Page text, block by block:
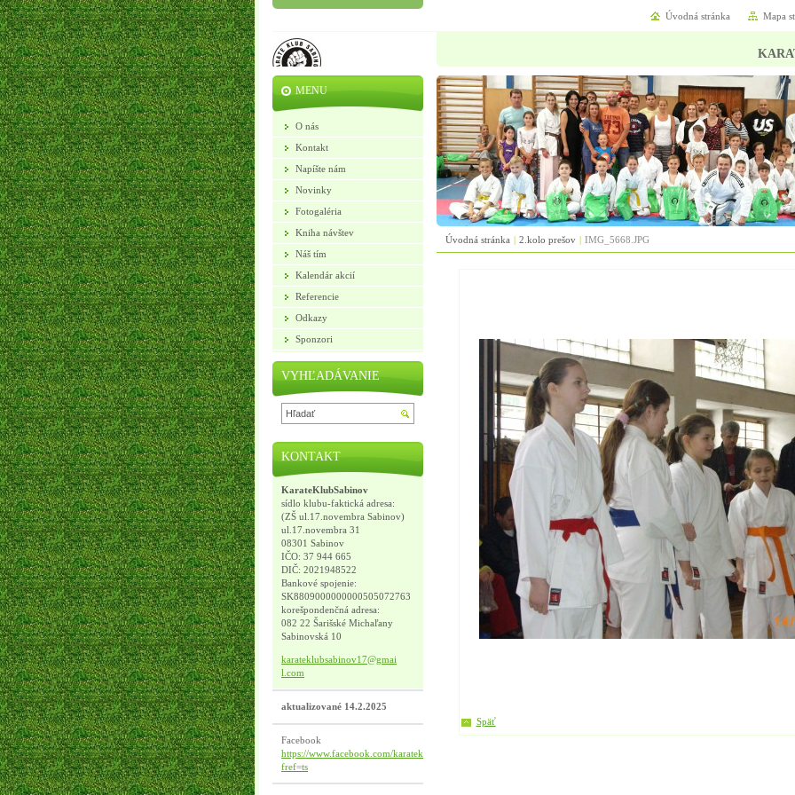
Úvodná stránka | 2.kolo prešov | IMG_5668.JPG
Späť
MENU
O nás
Kontakt
Napíšte nám
Novinky
Fotogaléria
Kniha návštev
Náš tím
Kalendár akcií
Referencie
Odkazy
Sponzori
VYHĽADÁVANIE
KONTAKT
KarateKlubSabinov
sídlo klubu-faktická adresa:
(ZŠ ul.17.novembra Sabinov)
ul.17.novembra 31
08301 Sabinov
IČO: 37 944 665
DIČ: 2021948522
Bankové spojenie:
SK8809000000000505072763
korešpondenčná adresa:
082 22 Šarišské Michaľany
Sabinovská 10
karateklubsabinov17@gmai
l.com
aktualizované 14.2.2025
Facebook
https://www.facebook.com/karateklub.sabinov?
fref=ts
Úvodná stránka Mapa